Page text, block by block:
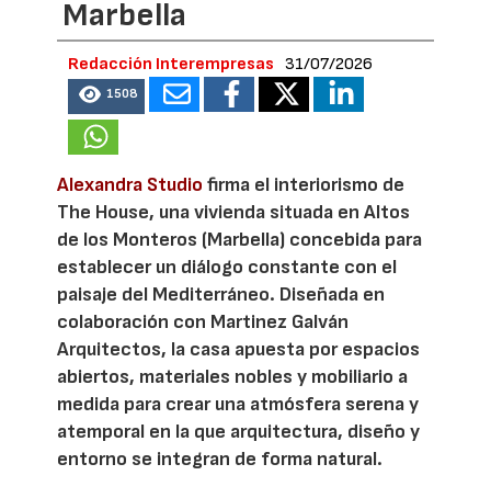
Marbella
Redacción Interempresas 31/07/2026
1508
Alexandra Studio firma el interiorismo de
The House, una vivienda situada en Altos
de los Monteros (Marbella) concebida para
establecer un diálogo constante con el
paisaje del Mediterráneo. Diseñada en
colaboración con Martinez Galván
Arquitectos, la casa apuesta por espacios
abiertos, materiales nobles y mobiliario a
medida para crear una atmósfera serena y
atemporal en la que arquitectura, diseño y
entorno se integran de forma natural.